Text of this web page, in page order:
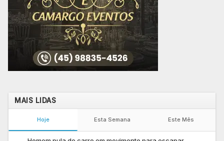
MAIS LIDAS
Hoje Esta Semana Este Mês